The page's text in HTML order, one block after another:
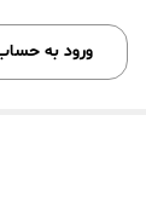
ورود به